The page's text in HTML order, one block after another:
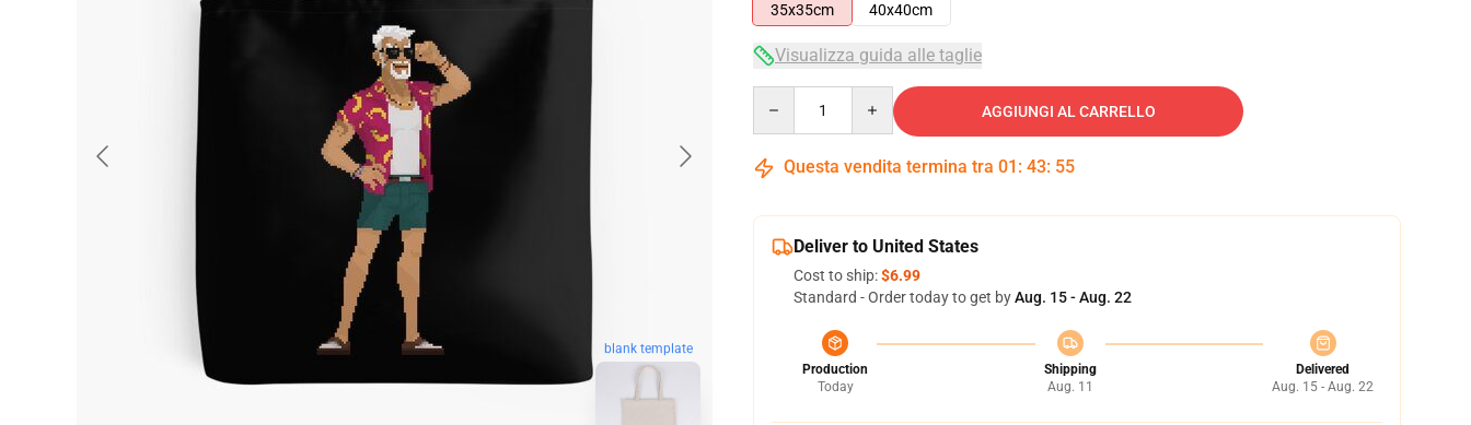
blank template
35x35cm
40x40cm
Visualizza guida alle taglie
AGGIUNGI AL CARRELLO
Questa vendita termina tra 01 : 43: 54
Deliver to United States
Cost to ship:$6.99
Standard - Order today to get byAug. 15 - Aug. 22
Production
Today
Shipping
Aug. 11
Delivered
Aug. 15 - Aug. 22